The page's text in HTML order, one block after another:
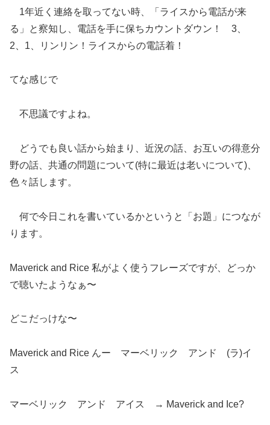
1年近く連絡を取ってない時、「ライスから電話が来
る」と察知し、電話を手に保ちカウントダウン！ 3、
2、1、リンリン！ライスからの電話着！
てな感じで
不思議ですよね。
どうでも良い話から始まり、近況の話、お互いの得意分
野の話、共通の問題について(特に最近は老いについて)、
色々話します。
何で今日これを書いているかというと「お題」につなが
ります。
Maverick and Rice 私がよく使うフレーズですが、どっか
で聴いたようなぁ〜
どこだっけな〜
Maverick and Rice んー マーベリック アンド (ラ)イ
ス
マーベリック アンド アイス → Maverick and Ice?